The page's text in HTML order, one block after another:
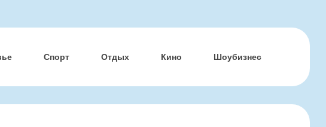
Спорт Отдых Кино Шоубизнес